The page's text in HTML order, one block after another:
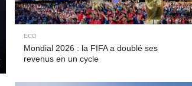
ECO
Mondial 2026 : la FIFA a doublé ses
revenus en un cycle